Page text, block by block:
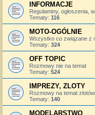
INFORMACJE
Regulaminy, ogłoszenia,
Tematy: 116
MOTO-OGÓLNIE
Wszystko co związane z
Tematy: 324
OFF TOPIC
Rozmowy nie na temat
Tematy: 524
IMPREZY, ZLOTY
Rozmowy na temat
Tematy: 140
MODELARSTWO